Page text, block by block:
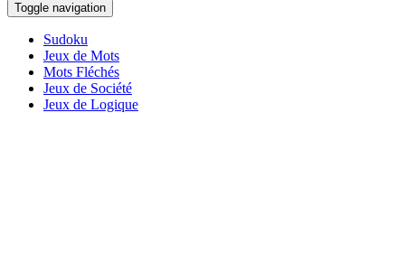
Toggle navigation
Sudoku
Jeux de Mots
Mots Fléchés
Jeux de Société
Jeux de Logique